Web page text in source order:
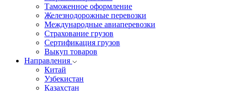
Таможенное оформление
Железнодорожные перевозки
Международные авиаперевозки
Страхование грузов
Сертификация грузов
Выкуп товаров
Направления
Китай
Узбекистан
Казахстан